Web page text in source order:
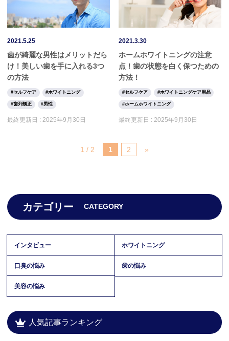
2021.5.25
歯が綺麗な男性はメリットだら
け！美しい歯を手に入れる3つ
の方法
セルフケア ホワイトニング
歯列矯正 男性
最終更新日 : 2025年9月30日
2021.3.30
ホームホワイトニングの注意
点！歯の状態を白く保つための
方法！
セルフケア ホワイトニングケア用品
ホームホワイトニング
最終更新日 : 2025年9月30日
1 / 2 1 2 »
カテゴリー CATEGORY
インタビュー ホワイトニング
口臭の悩み 歯の悩み
美容の悩み
人気記事ランキング